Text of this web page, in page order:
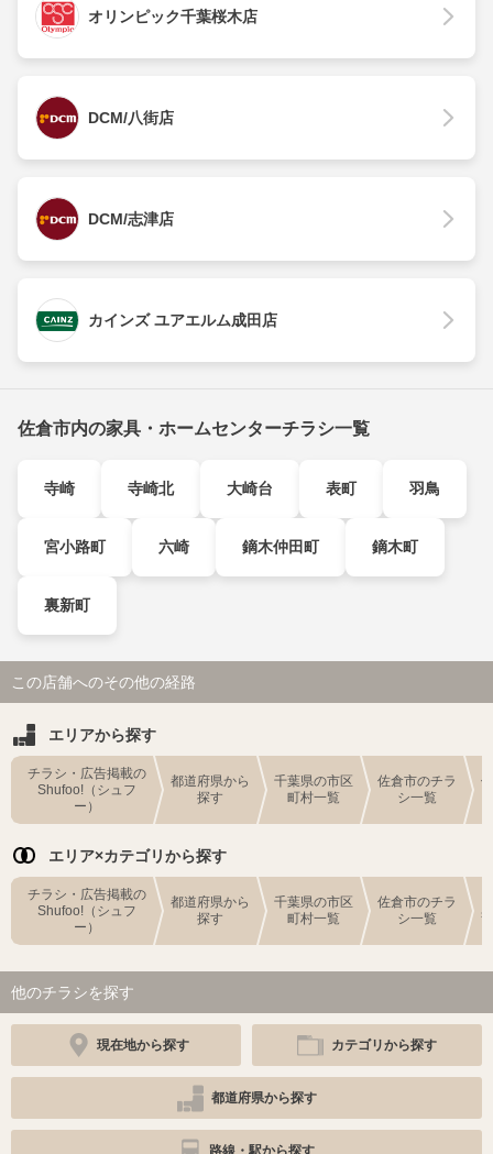
オリンピック千葉桜木店
DCM/八街店
DCM/志津店
カインズ ユアエルム成田店
佐倉市内の家具・ホームセンターチラシ一覧
寺崎 寺崎北 大崎台 表町 羽鳥
宮小路町 六崎 鏑木仲田町 鏑木町
裏新町
この店舗へのその他の経路
エリアから探す
チラシ・広告掲載の
Shufoo!（シュフ
ー）
都道府県から
探す
千葉県の市区
町村一覧
佐倉市のチラ
シ一覧
エリア×カテゴリから探す
チラシ・広告掲載の
Shufoo!（シュフ
ー）
都道府県から
探す
千葉県の市区
町村一覧
佐倉市のチラ
シ一覧
他のチラシを探す
現在地から探す カテゴリから探す
都道府県から探す
路線・駅から探す